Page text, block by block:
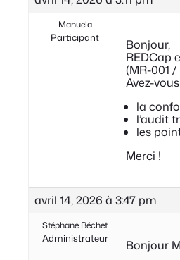
Manuela
Participant
Bonjour,
REDCap
(MR-001
Avez-
la
l’audit
les
Merci !
avril 14, 2026 à 3:47 pm
Stéphane Béchet
Administrateur
Bonjour